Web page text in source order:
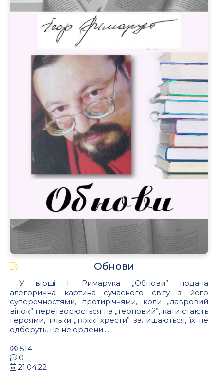
Обнови
У вірші І. Римарука „Обнови” подана
алегорична картина сучасного світу з його
суперечностями, протиріччями, коли „лавровий
вінок” перетворюється на „терновий”, кати стають
героями, тільки „тяжкі хрести” залишаються, їх не
одберуть, це не ордени....
514
0
21.04.22